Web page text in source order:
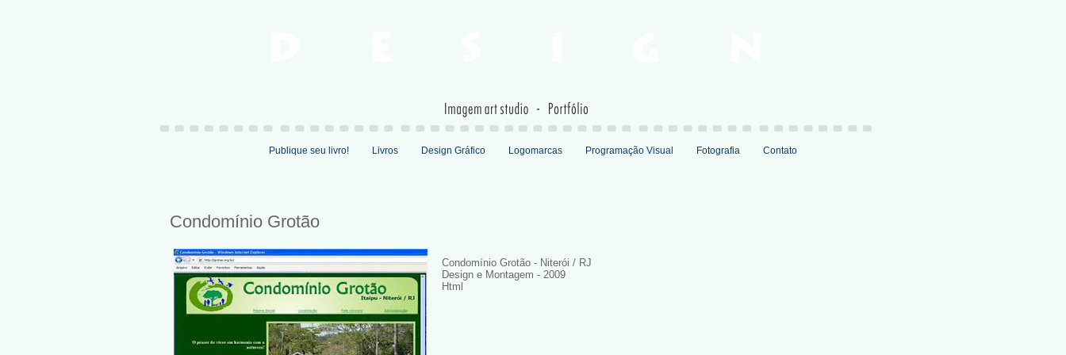
Publique seu livro! Livros Design Gráfico Logomarcas Programação Visual Fotografia Contato
Condomínio Grotão
Condomínio Grotão - Niterói / RJ
Design e Montagem - 2009
Html